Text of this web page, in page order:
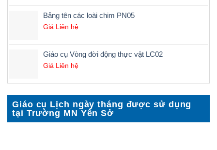
5 sao
Bảng tên các loài chim PN05
Giá Liên hệ
Giáo cụ Vòng đời động thực vật LC02
Giá Liên hệ
Giáo cụ Lịch ngày tháng được sử dụng
tại Trường MN Yên Sở